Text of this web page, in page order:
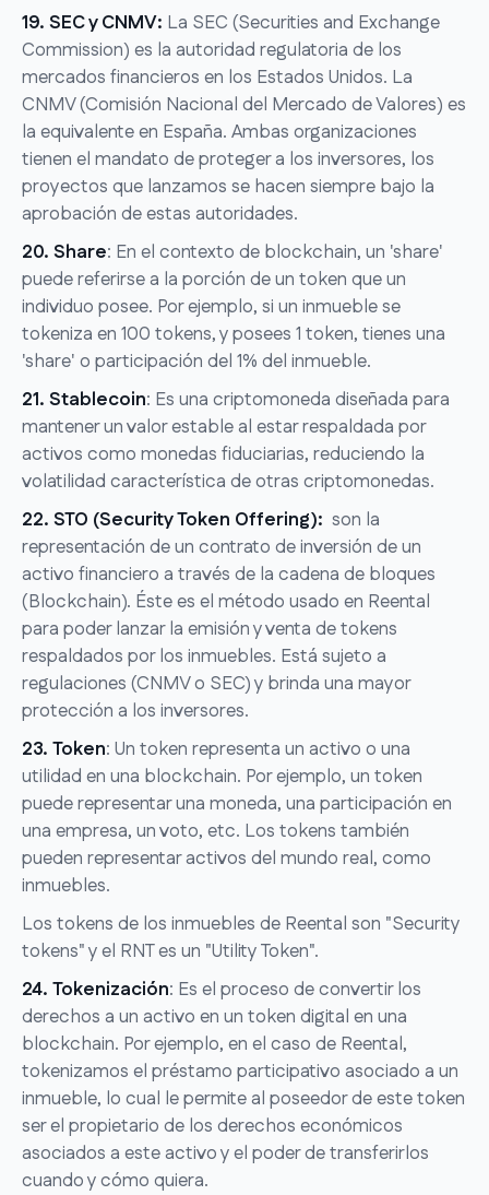
19. SEC y CNMV: La SEC (Securities and Exchange
Commission) es la autoridad regulatoria de los
mercados financieros en los Estados Unidos. La
CNMV (Comisión Nacional del Mercado de Valores) es
la equivalente en España. Ambas organizaciones
tienen el mandato de proteger a los inversores, los
proyectos que lanzamos se hacen siempre bajo la
aprobación de estas autoridades.
20. Share: En el contexto de blockchain, un 'share'
puede referirse a la porción de un token que un
individuo posee. Por ejemplo, si un inmueble se
tokeniza en 100 tokens, y posees 1 token, tienes una
'share' o participación del 1% del inmueble.
21. Stablecoin: Es una criptomoneda diseñada para
mantener un valor estable al estar respaldada por
activos como monedas fiduciarias, reduciendo la
volatilidad característica de otras criptomonedas.
22. STO (Security Token Offering): son la
representación de un contrato de inversión de un
activo financiero a través de la cadena de bloques
(Blockchain). Éste es el método usado en Reental
para poder lanzar la emisión y venta de tokens
respaldados por los inmuebles. Está sujeto a
regulaciones (CNMV o SEC) y brinda una mayor
protección a los inversores.
23. Token: Un token representa un activo o una
utilidad en una blockchain. Por ejemplo, un token
puede representar una moneda, una participación en
una empresa, un voto, etc. Los tokens también
pueden representar activos del mundo real, como
inmuebles.
Los tokens de los inmuebles de Reental son "Security
tokens" y el RNT es un "Utility Token".
24. Tokenización: Es el proceso de convertir los
derechos a un activo en un token digital en una
blockchain. Por ejemplo, en el caso de Reental,
tokenizamos el préstamo participativo asociado a un
inmueble, lo cual le permite al poseedor de este token
ser el propietario de los derechos económicos
asociados a este activo y el poder de transferirlos
cuando y cómo quiera.